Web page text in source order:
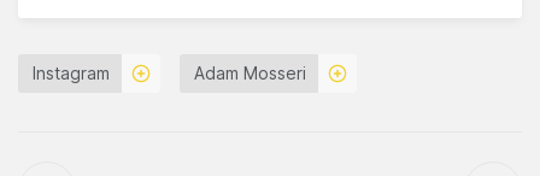
Instagram Adam Mosseri